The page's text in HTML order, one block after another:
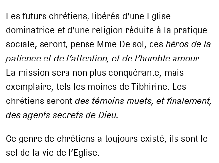
Les futurs chrétiens, libérés d’une Eglise
dominatrice et d’une religion réduite à la pratique
sociale, seront, pense Mme Delsol, deshéros de la
patience et de l’attention, et de l’humble amour.
La mission sera non plus conquérante, mais
exemplaire, tels les moines de Tibhirine. Les
chrétiens serontdes témoins muets, et finalement,
des agents secrets de Dieu.
Ce genre de chrétiens a toujours existé, ils sont le
sel de la vie de l’Eglise.